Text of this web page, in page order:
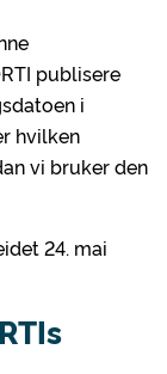
publisere
i
hvilken
vi bruker den
24. mai